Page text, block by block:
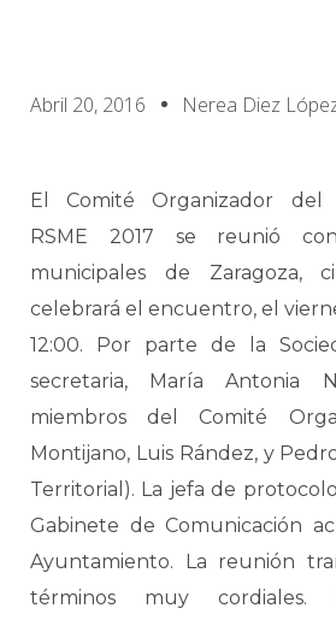
Abril 20, 2016 Nerea Diez
El Comité Organizador del
RSME 2017 se reunió
municipales de Zaragoza,
celebrará el encuentro, el
12:00. Por parte de la
secretaria, María Antonia
miembros del Comité
Montijano, Luis Rández, y
Territorial). La jefa de
Gabinete de Comunicación
Ayuntamiento. La reunión
términos muy cordiales.